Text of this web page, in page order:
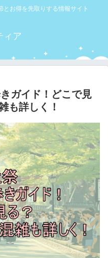
お得を先取りする情報サイト
ィア
ガイド！どこで見
も詳しく！